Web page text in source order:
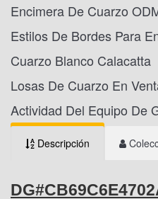
Encimera De Cuarzo
Estilos De Bordes Para
Cuarzo Blanco Calacatta
Losas De Cuarzo En
Actividad Del Equipo De
Descripción